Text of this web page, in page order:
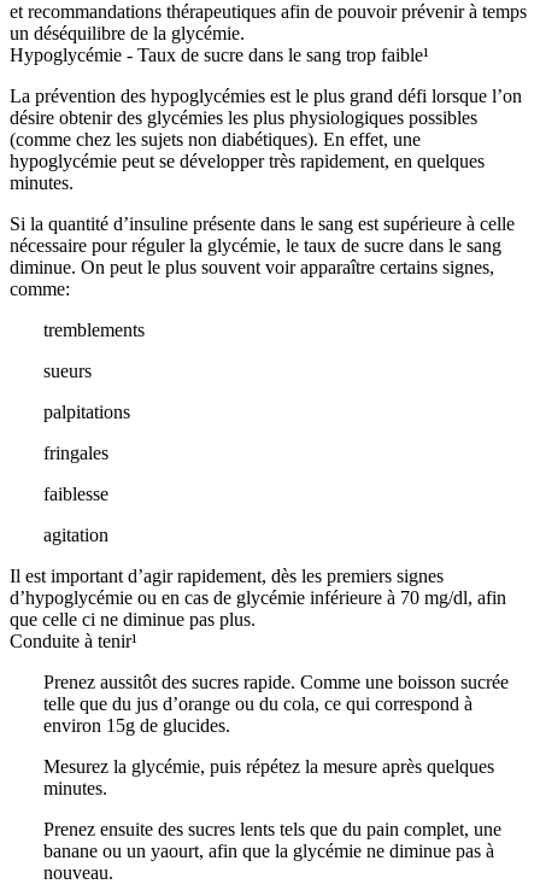
et recommandations thérapeutiques afin de pouvoir prévenir à temps
un déséquilibre de la glycémie.
Hypoglycémie - Taux de sucre dans le sang trop faible¹
La prévention des hypoglycémies est le plus grand défi lorsque l’on
désire obtenir des glycémies les plus physiologiques possibles
(comme chez les sujets non diabétiques). En effet, une
hypoglycémie peut se développer très rapidement, en quelques
minutes.
Si la quantité d’insuline présente dans le sang est supérieure à celle
nécessaire pour réguler la glycémie, le taux de sucre dans le sang
diminue. On peut le plus souvent voir apparaître certains signes,
comme:
tremblements
sueurs
palpitations
fringales
faiblesse
agitation
Il est important d’agir rapidement, dès les premiers signes
d’hypoglycémie ou en cas de glycémie inférieure à 70 mg/dl, afin
que celle ci ne diminue pas plus.
Conduite à tenir¹
Prenez aussitôt des sucres rapide. Comme une boisson sucrée
telle que du jus d’orange ou du cola, ce qui correspond à
environ 15g de glucides.
Mesurez la glycémie, puis répétez la mesure après quelques
minutes.
Prenez ensuite des sucres lents tels que du pain complet, une
banane ou un yaourt, afin que la glycémie ne diminue pas à
nouveau.